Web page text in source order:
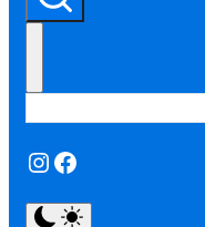
Instagram
Facebook